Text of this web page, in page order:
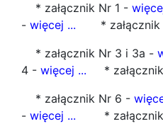
* załącznik Nr 1 -
- więcej ... * załącznik
* załącznik Nr 3 i 3a -
4 - więcej ... *
* załącznik Nr 6 -
- więcej ... * załącznik